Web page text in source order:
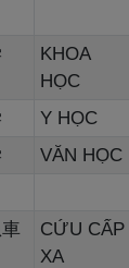
KHOA
HỌC
Y HỌC
VĂN HỌC
車
CỨU CẤP
XA